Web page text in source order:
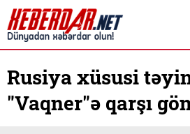
Rusiya xüsusi
"Vaqner"ə qarşı